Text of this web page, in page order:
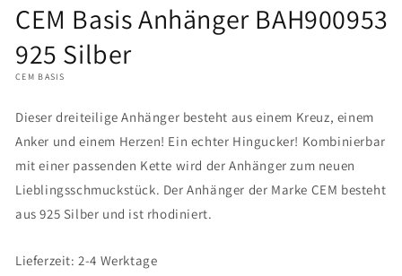
CEM Basis Anhänger BAH900953
925 Silber
CEM BASIS
Dieser dreiteilige Anhänger besteht aus einem Kreuz, einem
Anker und einem Herzen! Ein echter Hingucker! Kombinierbar
mit einer passenden Kette wird der Anhänger zum neuen
Lieblingsschmuckstück. Der Anhänger der Marke CEM besteht
aus 925 Silber und ist rhodiniert.
Lieferzeit: 2-4 Werktage